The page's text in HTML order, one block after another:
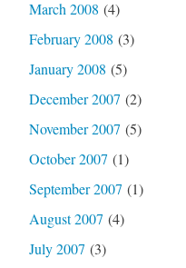
March 2008 (4)
February 2008 (3)
January 2008 (5)
December 2007 (2)
November 2007 (5)
October 2007 (1)
September 2007 (1)
August 2007 (4)
July 2007 (3)